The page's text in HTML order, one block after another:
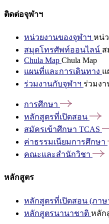
ติดต่อจุฬาฯ
หน่วยงานของจุฬาฯ หน่
สมุดโทรศัพท์ออนไลน์ ส
Chula Map Chula Map
แผนที่และการเดินทาง แ
ร่วมงานกับจุฬาฯ ร่วมง
การศึกษา
หลักสูตรที่เปิดสอน
สมัครเข้าศึกษา TCAS
ค่าธรรมเนียมการศึกษา
คณะและสำนักวิชา
หลักสูตร
หลักสูตรที่เปิดสอน (ภาษ
หลักสูตรนานาชาติ หลัก